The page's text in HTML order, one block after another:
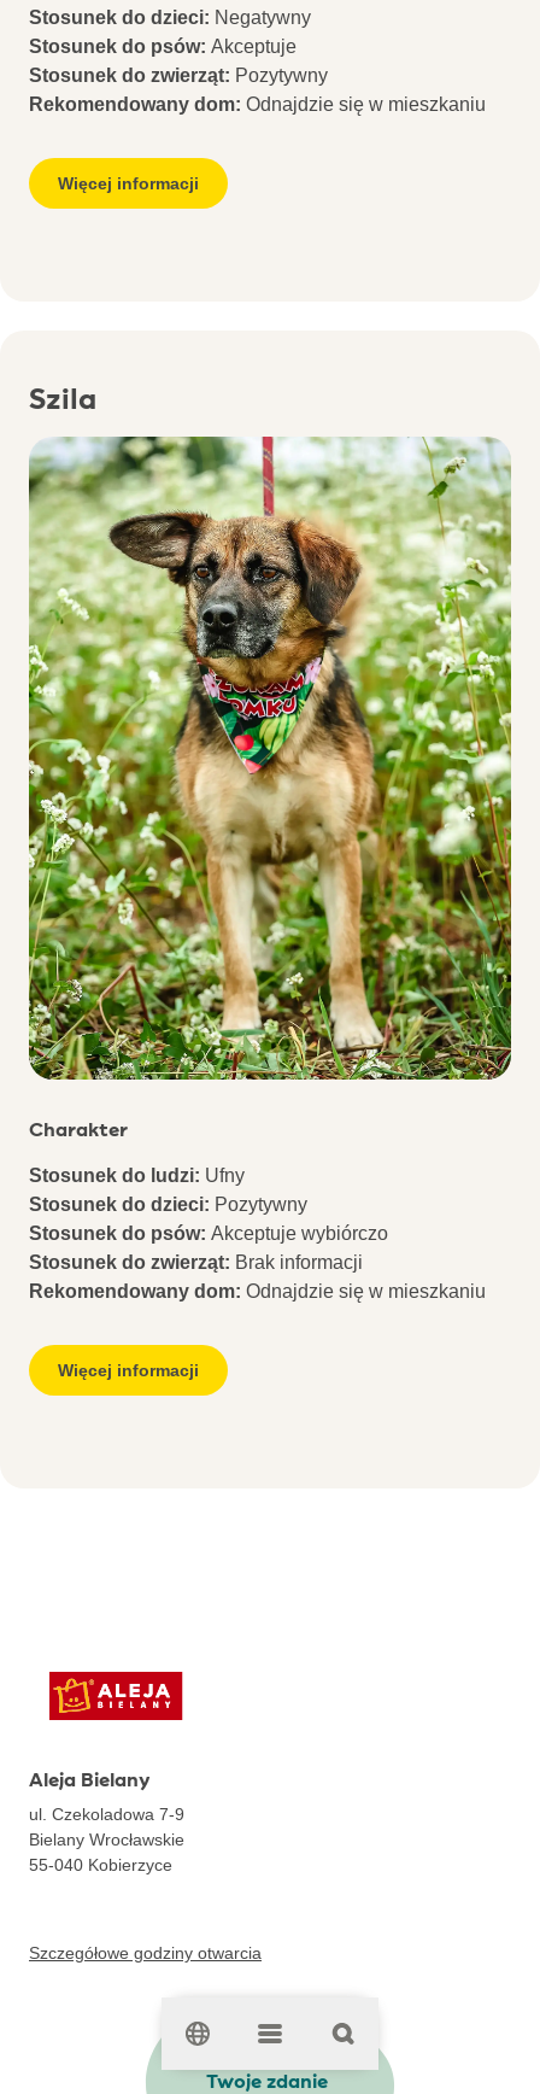
Stosunek do dzieci: Negatywny
Stosunek do psów: Akceptuje
Stosunek do zwierząt: Pozytywny
Rekomendowany dom: Odnajdzie się w mieszkaniu
Więcej informacji
Szila
Charakter
Stosunek do ludzi: Ufny
Stosunek do dzieci: Pozytywny
Stosunek do psów: Akceptuje wybiórczo
Stosunek do zwierząt: Brak informacji
Rekomendowany dom: Odnajdzie się w mieszkaniu
Więcej informacji
Aleja Bielany
ul. Czekoladowa 7-9
Bielany Wrocławskie
55-040 Kobierzyce
Szczegółowe godziny otwarcia
Twoje zdanie